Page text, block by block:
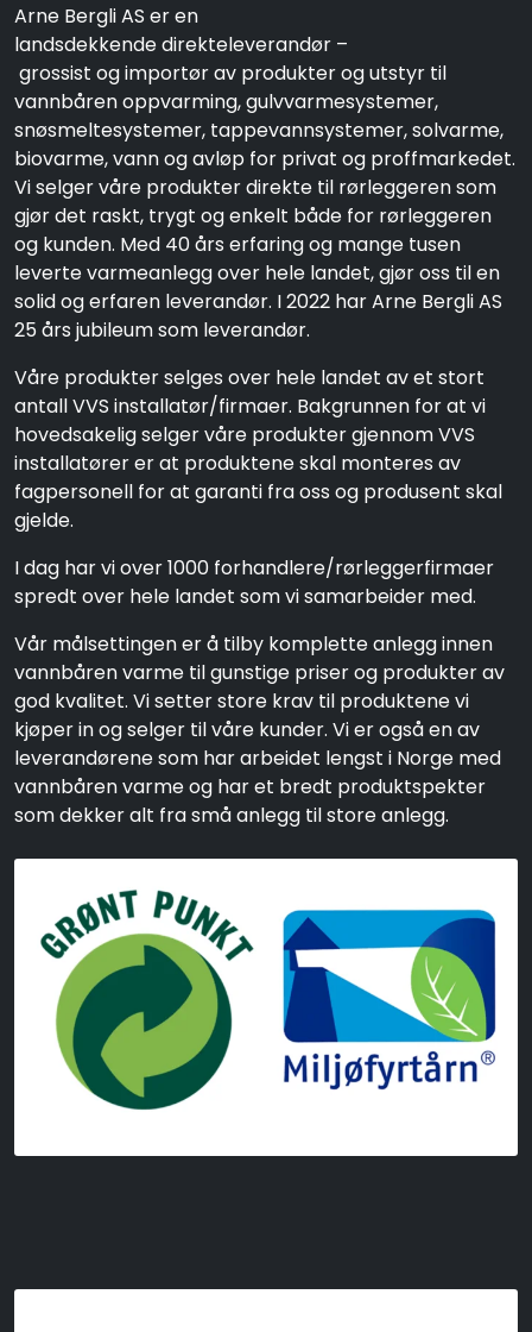
Arne Bergli AS er en
landsdekkende direkteleverandør –
grossist og importør av produkter og utstyr til
vannbåren oppvarming, gulvvarmesystemer,
snøsmeltesystemer, tappevannsystemer, solvarme,
biovarme, vann og avløp for privat og proffmarkedet.
Vi selger våre produkter direkte til rørleggeren som
gjør det raskt, trygt og enkelt både for rørleggeren
og kunden. Med 40 års erfaring og mange tusen
leverte varmeanlegg over hele landet, gjør oss til en
solid og erfaren leverandør. I 2022 har Arne Bergli AS
25 års jubileum som leverandør.
Våre produkter selges over hele landet av et stort
antall VVS installatør/firmaer. Bakgrunnen for at vi
hovedsakelig selger våre produkter gjennom VVS
installatører er at produktene skal monteres av
fagpersonell for at garanti fra oss og produsent skal
gjelde.
I dag har vi over 1000 forhandlere/rørleggerfirmaer
spredt over hele landet som vi samarbeider med.
Vår målsettingen er å tilby komplette anlegg innen
vannbåren varme til gunstige priser og produkter av
god kvalitet. Vi setter store krav til produktene vi
kjøper in og selger til våre kunder. Vi er også en av
leverandørene som har arbeidet lengst i Norge med
vannbåren varme og har et bredt produktspekter
som dekker alt fra små anlegg til store anlegg.